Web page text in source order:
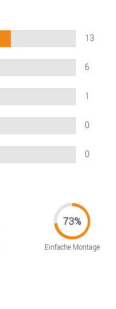
13
6
1
0
0
Einfache Montage